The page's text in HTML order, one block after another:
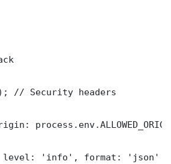
// Security headers
level: 'info', format: 'json'